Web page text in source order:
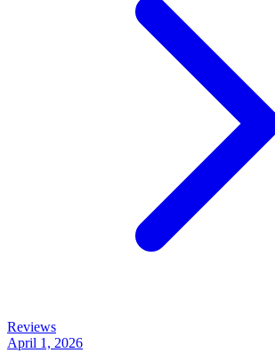
Reviews
April 1, 2026